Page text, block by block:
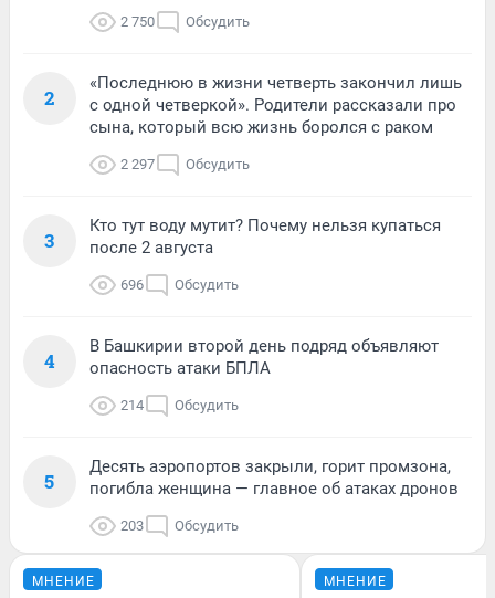
2 750 Обсудить
2
«Последнюю в жизни четверть закончил лишь
с одной четверкой». Родители рассказали про
сына, который всю жизнь боролся с раком
2 297 Обсудить
3
Кто тут воду мутит? Почему нельзя купаться
после 2 августа
696 Обсудить
4
В Башкирии второй день подряд объявляют
опасность атаки БПЛА
214 Обсудить
5
Десять аэропортов закрыли, горит промзона,
погибла женщина — главное об атаках дронов
203 Обсудить
МНЕНИЕ МНЕНИЕ